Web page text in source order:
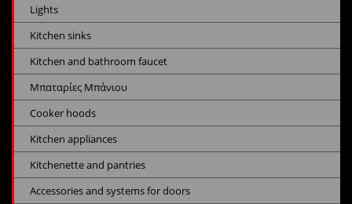
Lights
Kitchen sinks
Kitchen and bathroom faucet
Μπαταρίες Μπάνιου
Cooker hoods
Kitchen appliances
Kitchenette and pantries
Accessories and systems for doors